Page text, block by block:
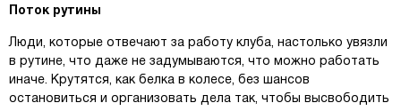
Поток рутины
Люди, которые отвечают за работу клуба, настолько увязли
в рутине, что даже не задумываются, что можно работать
иначе. Крутятся, как белка в колесе, без шансов
остановиться и организовать дела так, чтобы высвободить